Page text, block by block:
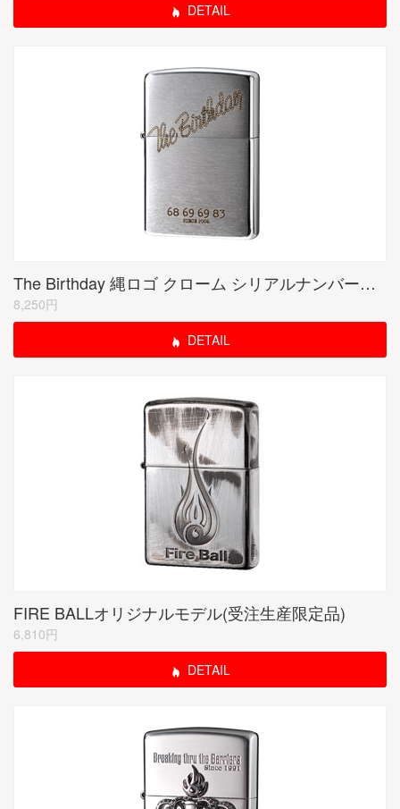
DETAIL
The Birthday 縄ロゴ クローム シリアルナンバー入り(期間限定生産品)
8,250円
DETAIL
FIRE BALLオリジナルモデル(受注生産限定品)
6,810円
DETAIL